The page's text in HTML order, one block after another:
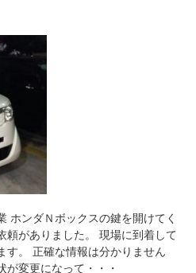
ホンダＮボックスの鍵を開けてく
頼がありました。 現場に到着して
す。 正確な情報は分かりません
が変更になって・・・